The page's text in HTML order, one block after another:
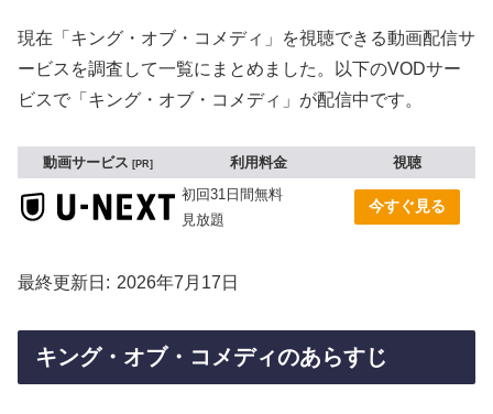
現在「キング・オブ・コメディ」を視聴できる動画配信サ
ービスを調査して一覧にまとめました。以下のVODサー
ビスで「キング・オブ・コメディ」が配信中です。
動画サービス PR 利用料金
視聴
初回31日間無料
見放題
今すぐ見る
最終更新日 2026年7月17日
キング・オブ・コメディのあらすじ